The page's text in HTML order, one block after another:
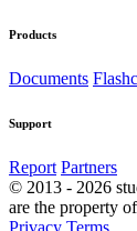
Products
Documents
Support
Report Partners
© 2013 - 2026
are the property
Privacy Terms